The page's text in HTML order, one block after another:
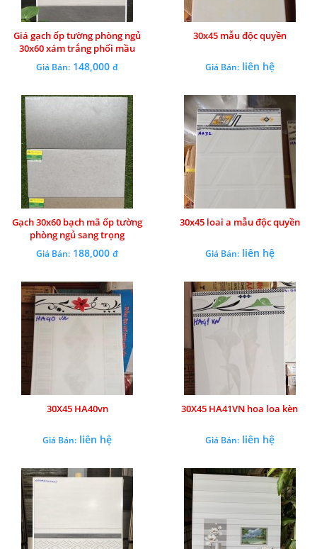
Giá gạch ốp tường phòng ngủ
30x60 xám trắng phối mầu
Giá Bán: 148,000đ
30x45 mẫu độc quyền
Giá Bán:liên hệ
Gạch 30x60 bạch mã ốp tường
phòng ngủ sang trọng
Giá Bán: 188,000đ
30x45 loai a mẫu độc quyền
Giá Bán:liên hệ
30X45 HA40vn
Giá Bán: liên hệ
30X45 HA41VN hoa loa kèn
Giá Bán:liên hệ